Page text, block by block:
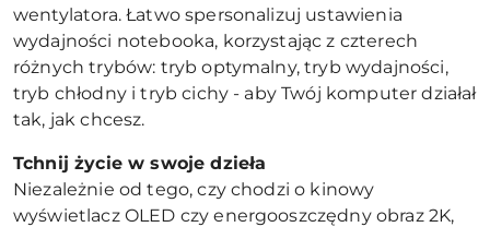
wentylatora. Łatwo spersonalizuj ustawienia
wydajności notebooka, korzystając z czterech
różnych trybów: tryb optymalny, tryb wydajności,
tryb chłodny i tryb cichy - aby Twój komputer działał
tak, jak chcesz.
Tchnij życie w swoje dzieła
Niezależnie od tego, czy chodzi o kinowy
wyświetlacz OLED czy energooszczędny obraz 2K,